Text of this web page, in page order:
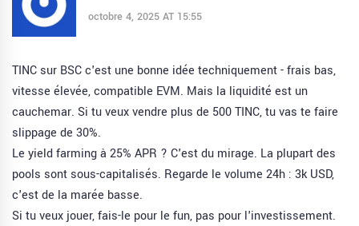
octobre 4, 2025 AT 15:55
TINC sur BSC c'est une bonne idée techniquement - frais bas,
vitesse élevée, compatible EVM. Mais la liquidité est un
cauchemar. Si tu veux vendre plus de 500 TINC, tu vas te faire
slippage de 30%.
Le yield farming à 25% APR ? C'est du mirage. La plupart des
pools sont sous-capitalisés. Regarde le volume 24h : 3k USD,
c'est de la marée basse.
Si tu veux jouer, fais-le pour le fun, pas pour l'investissement.